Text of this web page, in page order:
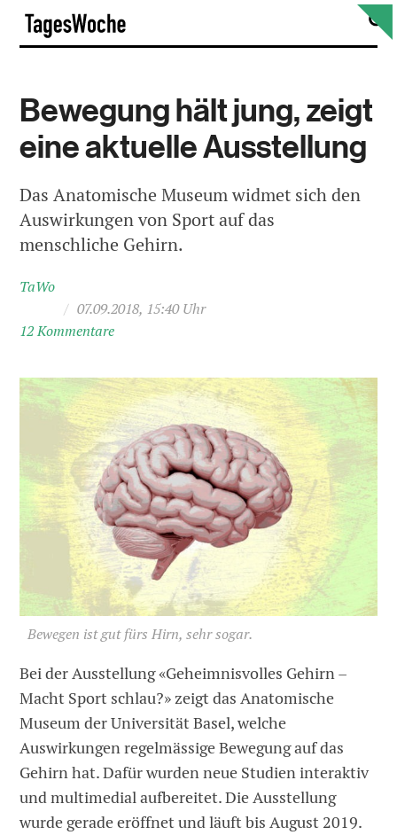
Skip
content
Bewegung hält jung, zeigt
eine aktuelle Ausstellung
Das Anatomische Museum widmet sich den
Auswirkungen von Sport auf das
menschliche Gehirn.
TaWo
/ 07.09.2018, 15:40 Uhr
12 Kommentare
Bewegen ist gut fürs Hirn, sehr sogar.
Bei der Ausstellung «Geheimnisvolles Gehirn –
Macht Sport schlau?» zeigt das Anatomische
Museum der Universität Basel, welche
Auswirkungen regelmässige Bewegung auf das
Gehirn hat. Dafür wurden neue Studien interaktiv
und multimedial aufbereitet. Die Ausstellung
wurde gerade eröffnet und läuft bis August 2019.